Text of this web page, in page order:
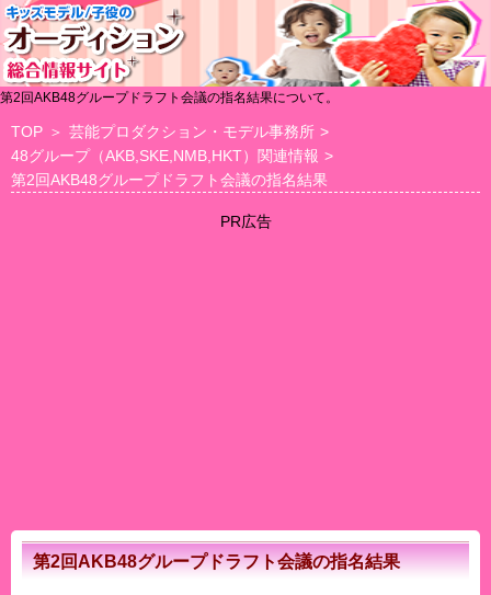
第2回AKB48グループドラフト会議の指名結果について。
TOP ＞ 芸能プロダクション・モデル事務所 >
48グループ（AKB,SKE,NMB,HKT）関連情報 >
第2回AKB48グループドラフト会議の指名結果
PR広告
第2回AKB48グループドラフト会議の指名結果